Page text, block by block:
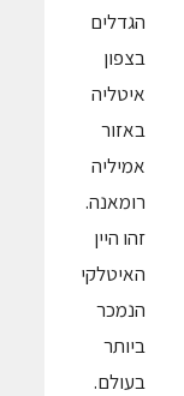
הגדלים
בצפון
איטליה
באזור
אמיליה
רומאנה.
זהו היין
האיטלקי
הנמכר
ביותר
בעולם.